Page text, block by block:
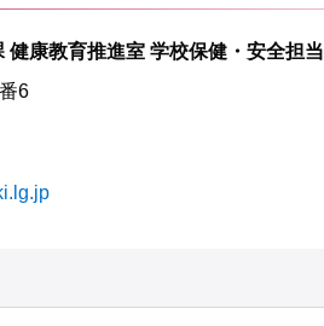
康教育推進室 学校保健・安全担当
6